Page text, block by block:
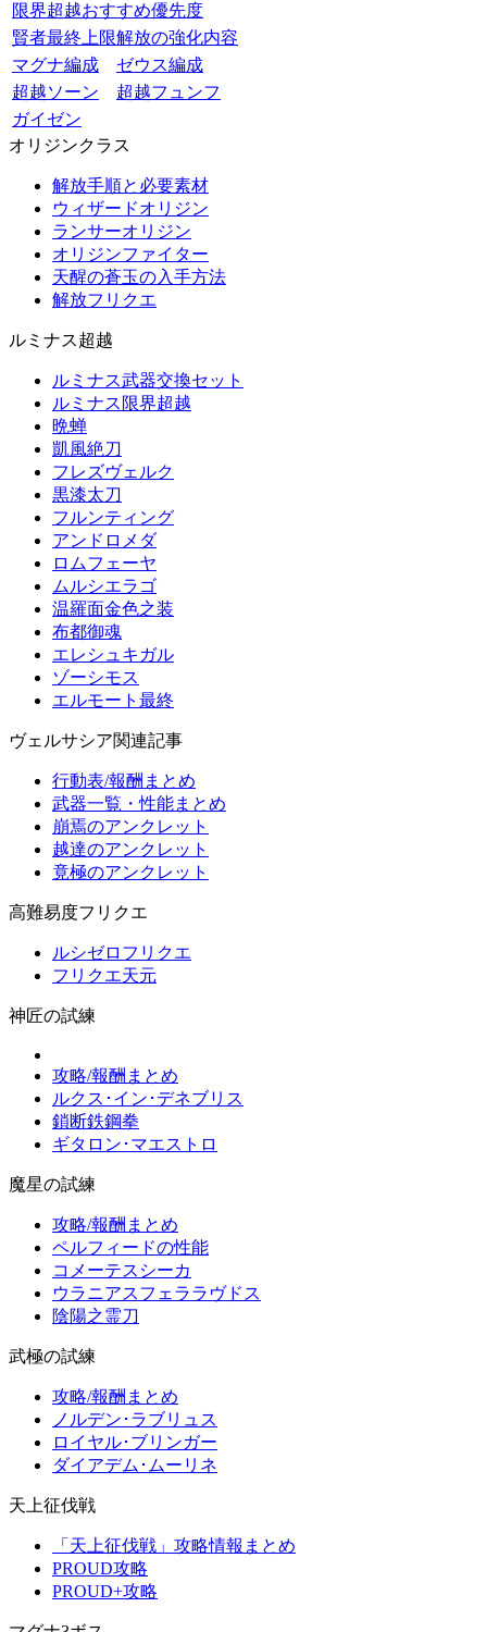
限界超越おすすめ優先度
賢者最終上限解放の強化内容
マグナ編成
ゼウス編成
超越ソーン
超越フュンフ
ガイゼン
オリジンクラス
解放手順と必要素材
ウィザードオリジン
ランサーオリジン
オリジンファイター
天醒の蒼玉の入手方法
解放フリクエ
ルミナス超越
ルミナス武器交換セット
ルミナス限界超越
晩蝉
凱風絶刀
フレズヴェルク
黒漆太刀
フルンティング
アンドロメダ
ロムフェーヤ
ムルシエラゴ
温羅面金色之装
布都御魂
エレシュキガル
ゾーシモス
エルモート最終
ヴェルサシア関連記事
行動表/報酬まとめ
武器一覧・性能まとめ
崩焉のアンクレット
越達のアンクレット
竟極のアンクレット
高難易度フリクエ
ルシゼロフリクエ
フリクエ天元
神匠の試練
攻略/報酬まとめ
ルクス･イン･デネブリス
鎖断鉄鋼拳
ギタロン･マエストロ
魔星の試練
攻略/報酬まとめ
ペルフィードの性能
コメーテスシーカ
ウラニアスフェララヴドス
陰陽之霊刀
武極の試練
攻略/報酬まとめ
ノルデン･ラブリュス
ロイヤル･ブリンガー
ダイアデム･ムーリネ
天上征伐戦
「天上征伐戦」攻略情報まとめ
PROUD攻略
PROUD+攻略